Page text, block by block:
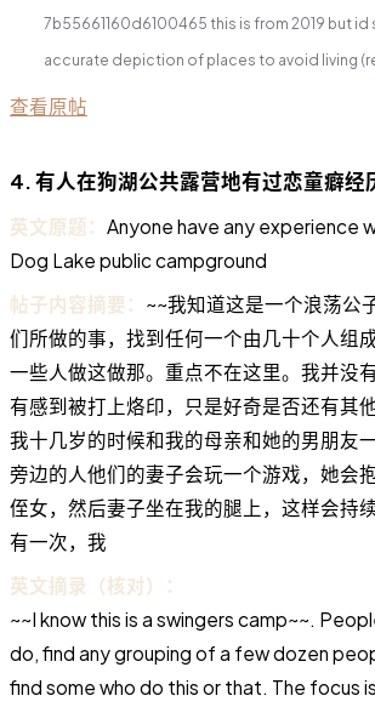
7b55661160d6100465 this is from 2019 but id
accurate depiction of places to avoid living
查看原帖
4. 有人在狗湖公共露营地有过恋童癖经
英文原题： Anyone have any experience
Dog Lake public campground
帖子内容摘要： ~~我知道这是一个浪荡公
们所做的事，找到任何一个由几十个人组
一些人做这做那。重点不在这里。我并没
有感到被打上烙印，只是好奇是否还有其
我十几岁的时候和我的母亲和她的男朋友
旁边的人他们的妻子会玩一个游戏，她会
侄女，然后妻子坐在我的腿上，这样会持
有一次，我
英文摘录（核对）：
~~I know this is a swingers camp~~.
do, find any grouping of a few dozen
find some who do this or that. The focus